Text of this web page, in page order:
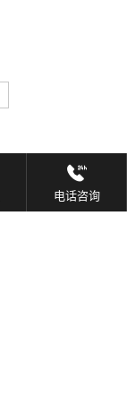
电话咨询